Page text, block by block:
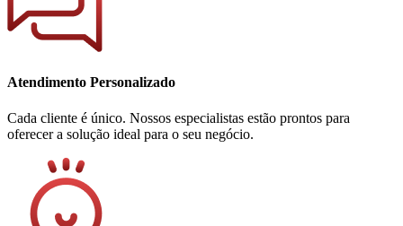
Atendimento Personalizado
Cada cliente é único. Nossos especialistas estão prontos para
oferecer a solução ideal para o seu negócio.